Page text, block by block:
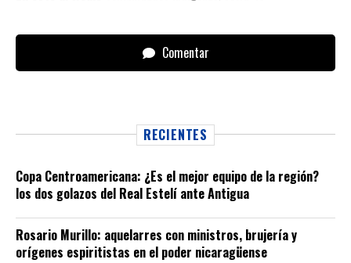
Comentar
RECIENTES
Copa Centroamericana: ¿Es el mejor equipo de la región?
los dos golazos del Real Estelí ante Antigua
Rosario Murillo: aquelarres con ministros, brujería y
orígenes espiritistas en el poder nicaragüense